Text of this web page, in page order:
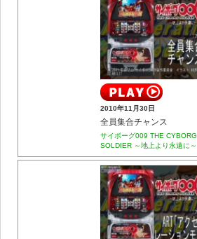
2010年11月30日
全員集合チャンス
サイボーグ009 THE CYBORG
SOLDIER ～地上より永遠に～